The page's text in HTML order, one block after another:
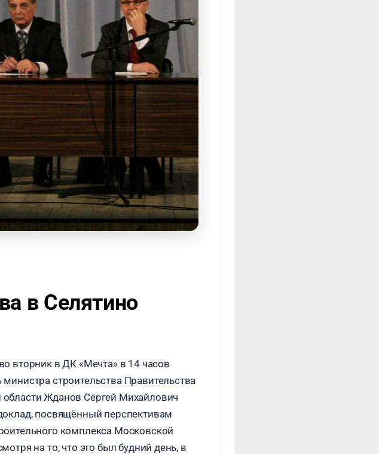
в Селятино
вторник в ДК «Мечта» в 14 часов
министра строительства Правительства
Жданов Сергей Михайлович
посвящённый перспективам
комплекса Московской
на то, что это был будний день, в